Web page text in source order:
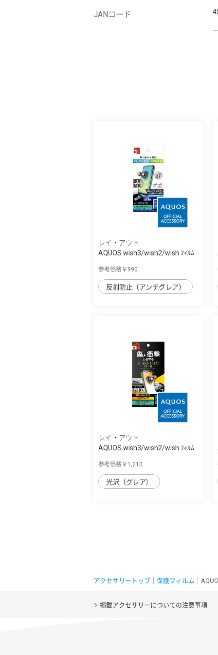
JANコード
レイ・アウト
AQUOS wish3/wish2/wish ﾌｨﾙﾑ
参考価格￥990
反射防止（アンチグレア）
レイ・アウト
AQUOS wish3/wish2/wish ﾌｨﾙﾑ
参考価格￥1,210
光沢（グレア）
アクセサリートップ 保護フィルム ｜
掲載アクセサリーについての注意事項